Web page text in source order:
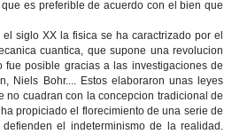
es preferible de acuerdo con el bien que
el siglo XX la fisica se ha caractrizado por el
cuantica, que supone una revolucion
fue posible gracias a las investigaciones de
Niels Bohr.... Estos elaboraron unas leyes
no cuadran con la concepcion tradicional de
propiciado el florecimiento de una serie de
el indeterminismo de la realidad.